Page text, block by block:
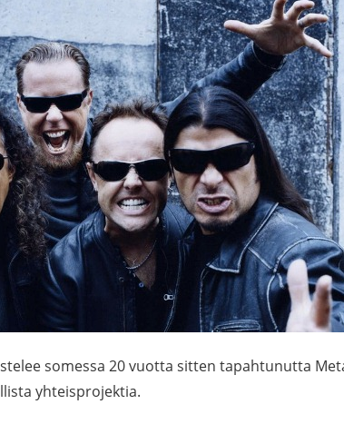
somessa 20 vuotta sitten tapahtunutta
yhteisprojektia.